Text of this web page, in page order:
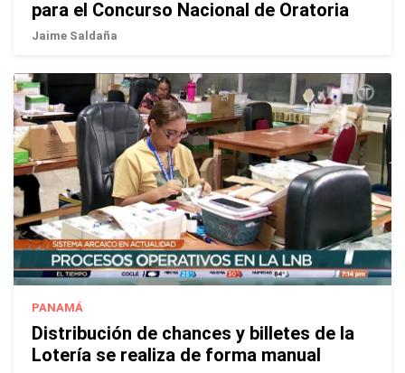
para el Concurso Nacional de Oratoria
Jaime Saldaña
PANAMÁ
Distribución de chances y billetes de la
Lotería se realiza de forma manual